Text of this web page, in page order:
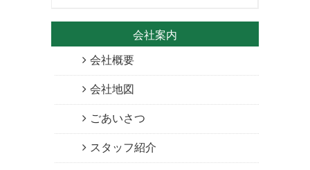
会社案内
会社概要
会社地図
ごあいさつ
スタッフ紹介